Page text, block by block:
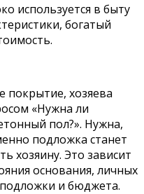
используется в быту
богатый
покрытие, хозяева
«Нужна ли
пол?». Нужна,
подложка станет
хозяину. Это зависит
основания, личных
и бюджета.